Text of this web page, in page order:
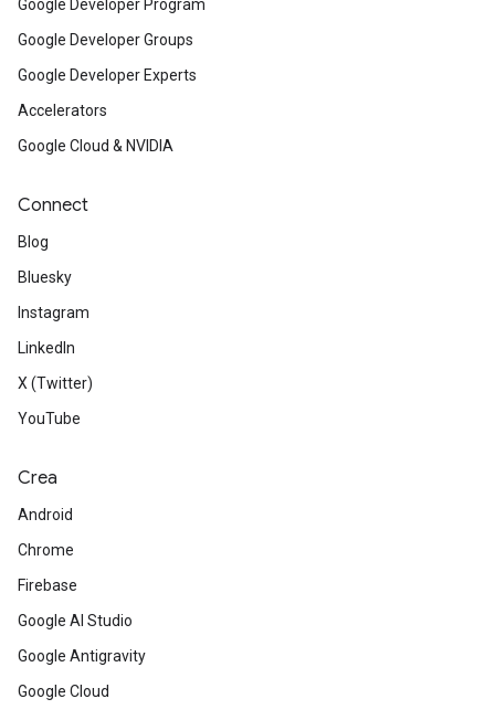
Google Developer Program
Google Developer Groups
Google Developer Experts
Accelerators
Google Cloud & NVIDIA
Connect
Blog
Bluesky
Instagram
LinkedIn
X (Twitter)
YouTube
Crea
Android
Chrome
Firebase
Google AI Studio
Google Antigravity
Google Cloud